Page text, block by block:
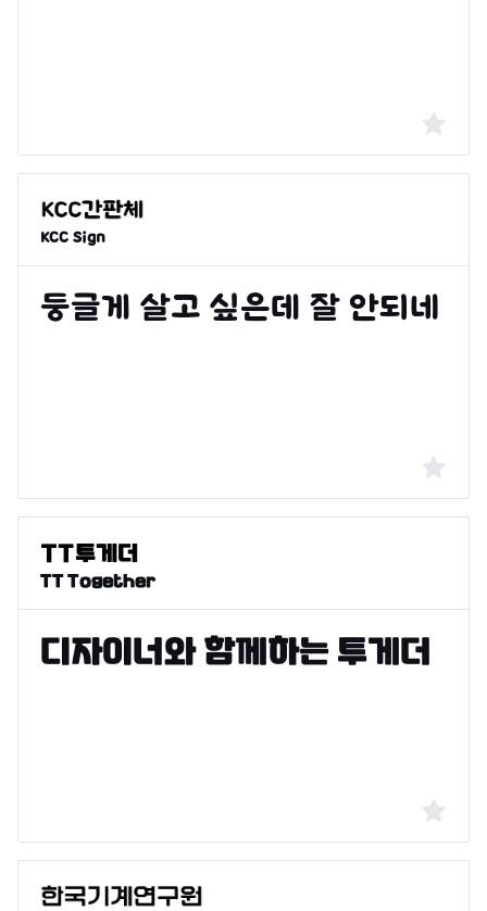
KCC Sign
TT Together